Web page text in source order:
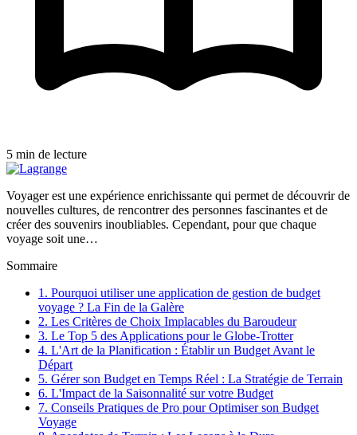
5 min de lecture
Voyager est une expérience enrichissante qui permet de découvrir de
nouvelles cultures, de rencontrer des personnes fascinantes et de
créer des souvenirs inoubliables. Cependant, pour que chaque
voyage soit une…
Sommaire
1. Pourquoi utiliser une application de gestion de budget
voyage ? La Fin de la Galère
2. Les Critères de Choix Implacables du Baroudeur
3. Le Top 5 des Applications pour le Globe-Trotter
4. L'Art de la Planification : Établir un Budget Avant le
Départ
5. Gérer son Budget en Temps Réel : La Stratégie de Terrain
6. L'Impact de la Saisonnalité sur votre Budget
7. Conseils Pratiques de Pro pour Optimiser son Budget
Voyage